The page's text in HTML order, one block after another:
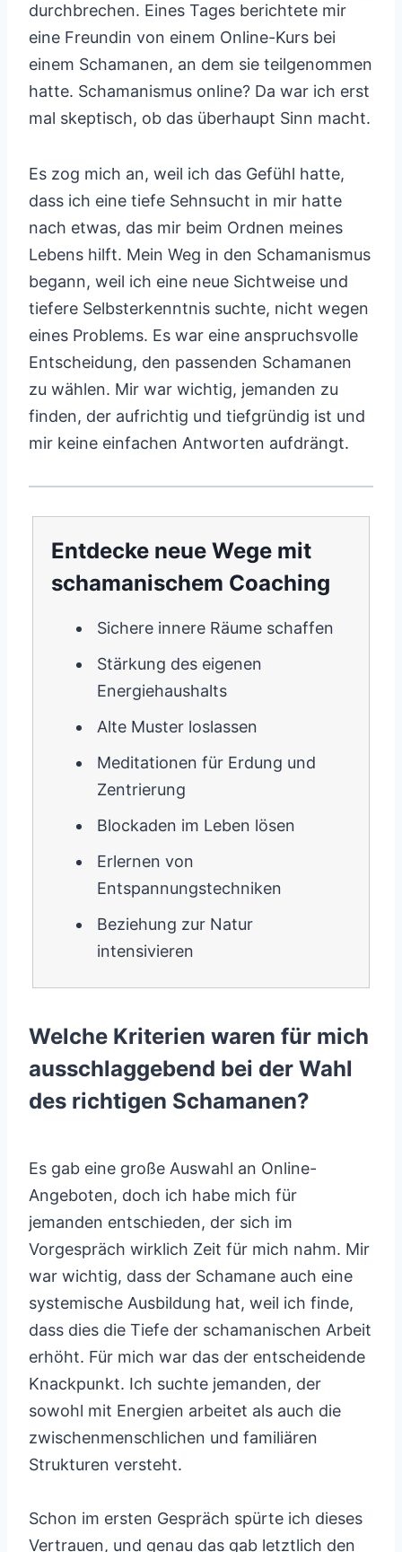
durchbrechen. Eines Tages berichtete mir
eine Freundin von einem Online-Kurs bei
einem Schamanen, an dem sie teilgenommen
hatte. Schamanismus online? Da war ich erst
mal skeptisch, ob das überhaupt Sinn macht.
Es zog mich an, weil ich das Gefühl hatte,
dass ich eine tiefe Sehnsucht in mir hatte
nach etwas, das mir beim Ordnen meines
Lebens hilft. Mein Weg in den Schamanismus
begann, weil ich eine neue Sichtweise und
tiefere Selbsterkenntnis suchte, nicht wegen
eines Problems. Es war eine anspruchsvolle
Entscheidung, den passenden Schamanen
zu wählen. Mir war wichtig, jemanden zu
finden, der aufrichtig und tiefgründig ist und
mir keine einfachen Antworten aufdrängt.
Entdecke neue Wege mit
schamanischem Coaching
Sichere innere Räume schaffen
Stärkung des eigenen
Energiehaushalts
Alte Muster loslassen
Meditationen für Erdung und
Zentrierung
Blockaden im Leben lösen
Erlernen von
Entspannungstechniken
Beziehung zur Natur
intensivieren
Welche Kriterien waren für mich
ausschlaggebend bei der Wahl
des richtigen Schamanen?
Es gab eine große Auswahl an Online-
Angeboten, doch ich habe mich für
jemanden entschieden, der sich im
Vorgespräch wirklich Zeit für mich nahm. Mir
war wichtig, dass der Schamane auch eine
systemische Ausbildung hat, weil ich finde,
dass dies die Tiefe der schamanischen Arbeit
erhöht. Für mich war das der entscheidende
Knackpunkt. Ich suchte jemanden, der
sowohl mit Energien arbeitet als auch die
zwischenmenschlichen und familiären
Strukturen versteht.
Schon im ersten Gespräch spürte ich dieses
Vertrauen, und genau das gab letztlich den